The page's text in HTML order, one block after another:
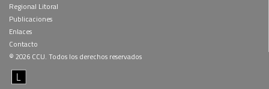
Regional Litoral
Publicaciones
Enlaces
Contacto
© 2026 CCU. Todos los derechos reservados